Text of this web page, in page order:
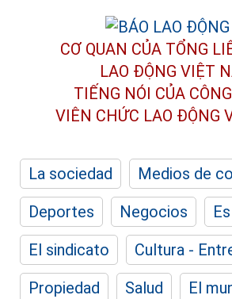
CƠ QUAN CỦA TỔNG
LAO ĐỘNG VIỆT
TIẾNG NÓI CỦA
VIÊN CHỨC LAO ĐỘNG
La sociedad
Medios de
Deportes
Negocios
El sindicato
Cultura -
Propiedad
Salud
El